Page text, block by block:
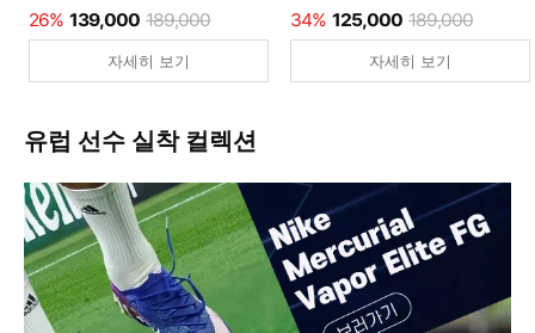
26% 139,000 189,000
자세히 보기
34% 125,000 189,000
자세히 보기
유럽 선수 실착 컬렉션